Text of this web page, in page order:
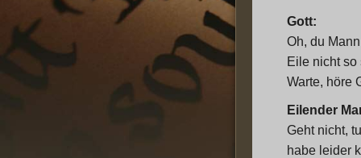
Gott:
Oh, du
Eile nicht
Warte, höre
Eilender
Geht nicht,
habe leider